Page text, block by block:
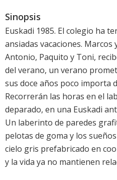
Sinopsis
Euskadi 1985. El colegio ha
ansiadas vacaciones. Marcos
Antonio, Paquito y Toni,
del verano, un verano
sus doce años poco importa
Recorrerán las horas en el
deparado, en una Euskadi
Un laberinto de paredes
pelotas de goma y los
cielo gris prefabricado en
y la vida ya no mantienen